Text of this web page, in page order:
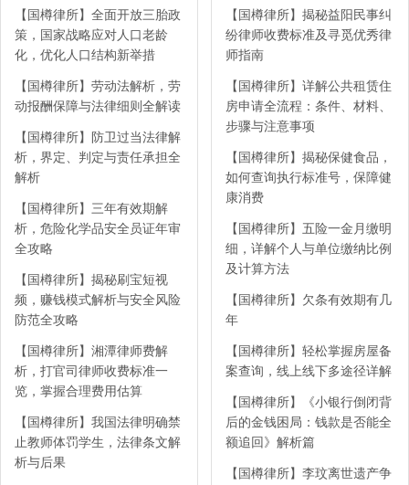
【国樽律所】全面开放三胎政
策，国家战略应对人口老龄
化，优化人口结构新举措
【国樽律所】劳动法解析，劳
动报酬保障与法律细则全解读
【国樽律所】防卫过当法律解
析，界定、判定与责任承担全
解析
【国樽律所】三年有效期解
析，危险化学品安全员证年审
全攻略
【国樽律所】揭秘刷宝短视
频，赚钱模式解析与安全风险
防范全攻略
【国樽律所】湘潭律师费解
析，打官司律师收费标准一
览，掌握合理费用估算
【国樽律所】我国法律明确禁
止教师体罚学生，法律条文解
析与后果
【国樽律所】揭秘益阳民事纠
纷律师收费标准及寻觅优秀律
师指南
【国樽律所】详解公共租赁住
房申请全流程：条件、材料、
步骤与注意事项
【国樽律所】揭秘保健食品，
如何查询执行标准号，保障健
康消费
【国樽律所】五险一金月缴明
细，详解个人与单位缴纳比例
及计算方法
【国樽律所】欠条有效期有几
年
【国樽律所】轻松掌握房屋备
案查询，线上线下多途径详解
【国樽律所】《小银行倒闭背
后的金钱困局：钱款是否能全
额追回》解析篇
【国樽律所】李玟离世遗产争